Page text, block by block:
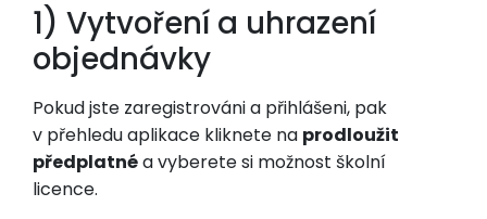
1) Vytvoření a uhrazení
objednávky
Pokud jste zaregistrováni a přihlášeni, pak
v přehledu aplikace kliknete na prodloužit
předplatnéa vyberete si možnost školní
licence.